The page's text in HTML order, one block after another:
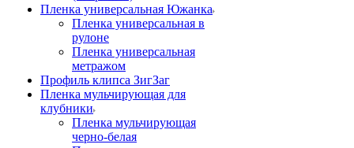
Пленка универсальная Южанка
Пленка универсальная в
рулоне
Пленка универсальная
метражом
Профиль клипса ЗигЗаг
Пленка мульчирующая для
клубники
Пленка мульчирующая
черно-белая